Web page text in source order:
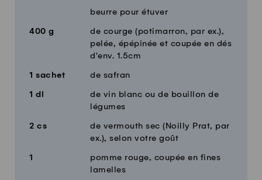
beurre pour étuver
400 g
de courge (potimarron, par ex.),
pelée, épépinée et coupée en dés
d'env. 1.5cm
1 sachet de safran
1 dl
de vin blanc ou de bouillon de
légumes
2 cs
de vermouth sec (Noilly Prat, par
ex.), selon votre goût
1
pomme rouge, coupée en fines
lamelles